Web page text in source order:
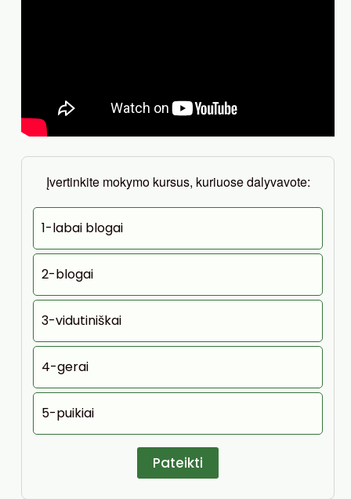
Įvertinkite mokymo kursus, kuriuose dalyvavote:
1-labai blogai
2-blogai
3-vidutiniškai
4-gerai
5-puikiai